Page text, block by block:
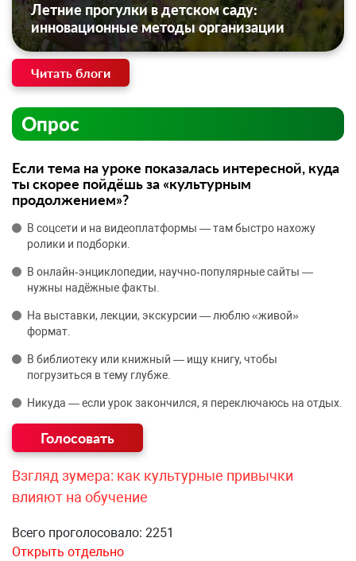
Летние прогулки в детском саду:
инновационные методы организации
Читать блоги
Опрос
Если тема на уроке показалась интересной, куда
ты скорее пойдёшь за «культурным
продолжением»?
В соцсети и на видеоплатформы — там быстро нахожу
ролики и подборки.
В онлайн‑энциклопедии, научно‑популярные сайты —
нужны надёжные факты.
На выставки, лекции, экскурсии — люблю «живой»
формат.
В библиотеку или книжный — ищу книгу, чтобы
погрузиться в тему глубже.
Никуда — если урок закончился, я переключаюсь на отдых.
Взгляд зумера: как культурные привычки
влияют на обучение
Всего проголосовало: 2251
Открыть отдельно